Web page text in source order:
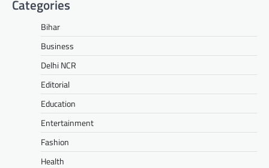
Categories
Bihar
Business
Delhi NCR
Editorial
Education
Entertainment
Fashion
Health